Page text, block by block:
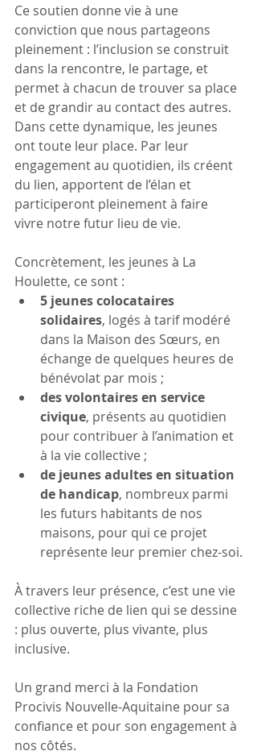
Ce soutien donne vie à une
conviction que nous partageons
pleinement : l’inclusion se construit
dans la rencontre, le partage, et
permet à chacun de trouver sa place
et de grandir au contact des autres.
Dans cette dynamique, les jeunes
ont toute leur place. Par leur
engagement au quotidien, ils créent
du lien, apportent de l’élan et
participeront pleinement à faire
vivre notre futur lieu de vie.
Concrètement, les jeunes à La
Houlette, ce sont :
5 jeunes colocataires
solidaires, logés à tarif modéré
dans la Maison des Sœurs, en
échange de quelques heures de
bénévolat par mois ;
des volontaires en service
civique, présents au quotidien
pour contribuer à l’animation et
à la vie collective ;
de jeunes adultes en situation
de handicap, nombreux parmi
les futurs habitants de nos
maisons, pour qui ce projet
représente leur premier chez-soi.
À travers leur présence, c’est une vie
collective riche de lien qui se dessine
: plus ouverte, plus vivante, plus
inclusive.
Un grand merci à la Fondation
Procivis Nouvelle-Aquitaine pour sa
confiance et pour son engagement à
nos côtés.